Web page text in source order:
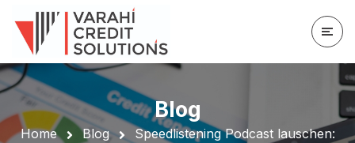
Blog
Home Blog
Speedlistening Podcast lauschen: